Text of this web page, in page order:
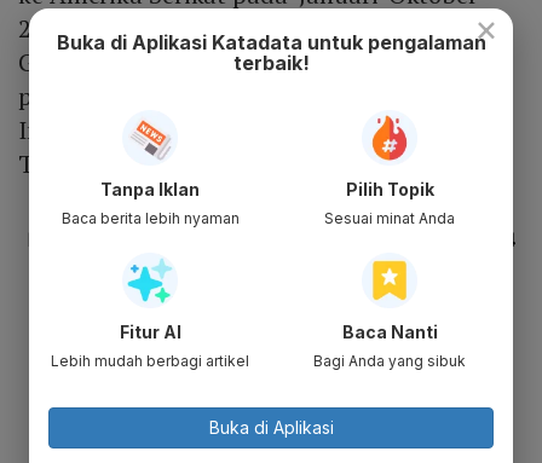
2023 mencapai 1,9 juta ton atau naik 102%.
Gapki mendata, Amerika Serikat adalah
pasar ketujuh CPO nasional setelah Cina,
India, Uni Eropa, Afrika, Pakistan, dan Timur
Tengah.
×
Buka di Aplikasi Katadata untuk pengalaman
terbaik!
Tanpa Iklan
Baca berita lebih nyaman
Pilih Topik
Sesuai minat Anda
Fitur AI
Lebih mudah berbagi artikel
Baca Nanti
Bagi Anda yang sibuk
Buka di Aplikasi